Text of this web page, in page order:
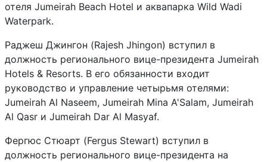
отеля Jumeirah Beach Hotel и аквапарка Wild Wadi
Waterpark.
Раджеш Джингон (Rajesh Jhingon) вступил в
должность регионального вице-президента Jumeirah
Hotels & Resorts. В его обязанности входит
руководство и управление четырьмя отелями:
Jumeirah Al Naseem, Jumeirah Mina A'Salam, Jumeirah
Al Qasr и Jumeirah Dar Al Masyaf.
Фергюс Стюарт (Fergus Stewart) вступил в
должность регионального вице-президента на